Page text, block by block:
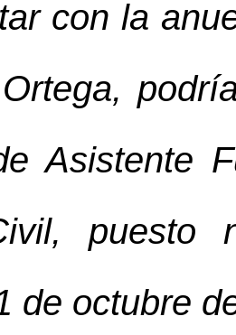
con la
Asistente
puesto
de octubre